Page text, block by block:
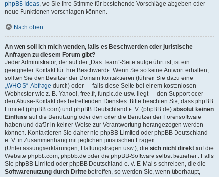
phpBB Ideas, wo Sie Ihre Stimme für bestehende Vorschläge abgeben oder
neue Funktionen vorschlagen können.
Nach oben
An wen soll ich mich wenden, falls es Beschwerden oder juristische
Anfragen zu diesem Forum gibt?
Jeder Administrator, der auf der „Das Team“-Seite aufgeführt ist, ist ein
geeigneter Kontakt für Ihre Beschwerde. Wenn Sie so keine Antwort erhalten,
sollten Sie den Besitzer der Domain kontaktieren (führen Sie dazu eine
„WHOIS“-Abfrage durch) oder — falls diese Seite bei einem kostenlosen
Webhoster wie z. B. Yahoo!, free.fr, funpic.de usw. liegt — den Support oder
den Abuse-Kontakt des betreffenden Dienstes. Bitte beachten Sie, dass phpBB
Limited (phpBB.com) und phpBB Deutschland e. V. (phpBB.de) absolut keinen
Einfluss auf die Benutzung oder den oder die Benutzer der Forensoftware
haben und dafür in keiner Weise zur Verantwortung herangezogen werden
können. Kontaktieren Sie daher nie phpBB Limited oder phpBB Deutschland
e. V. in Zusammenhang mit jeglichen juristischen Fragen
(Unterlassungserklärungen, Haftungsfragen usw.), die sich nicht direkt auf die
Website phpbb.com, phpbb.de oder die phpBB-Software selbst beziehen. Falls
Sie phpBB Limited oder phpBB Deutschland e. V. E-Mails schreiben, die die
Softwarenutzung durch Dritte betreffen, so werden Sie, wenn überhaupt,